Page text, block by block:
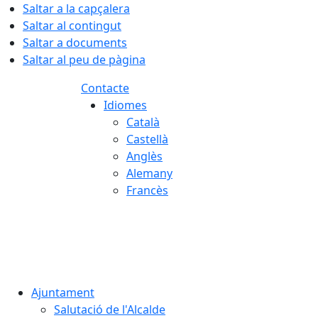
Saltar a la capçalera
Saltar al contingut
Saltar a documents
Saltar al peu de pàgina
Contacte
Idiomes
Català
Castellà
Anglès
Alemany
Francès
Ajuntament
Salutació de l'Alcalde